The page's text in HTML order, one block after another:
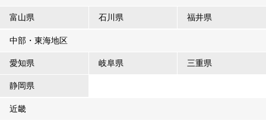
富山県 石川県 福井県
中部・東海地区
愛知県 岐阜県 三重県
静岡県
近畿